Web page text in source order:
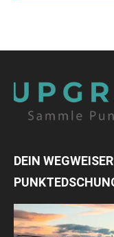
DEIN